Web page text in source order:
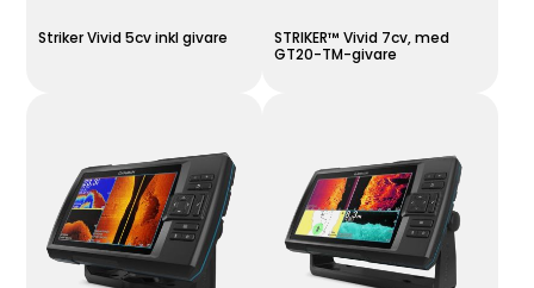
Striker Vivid 5cv inkl givare
STRIKER™ Vivid 7cv, med
GT20-TM-givare